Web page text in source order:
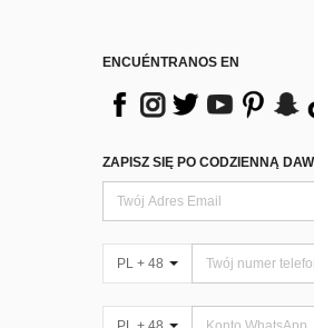
ENCUÉNTRANOS EN
ZAPISZ SIĘ PO CODZIENNĄ
PL + 48